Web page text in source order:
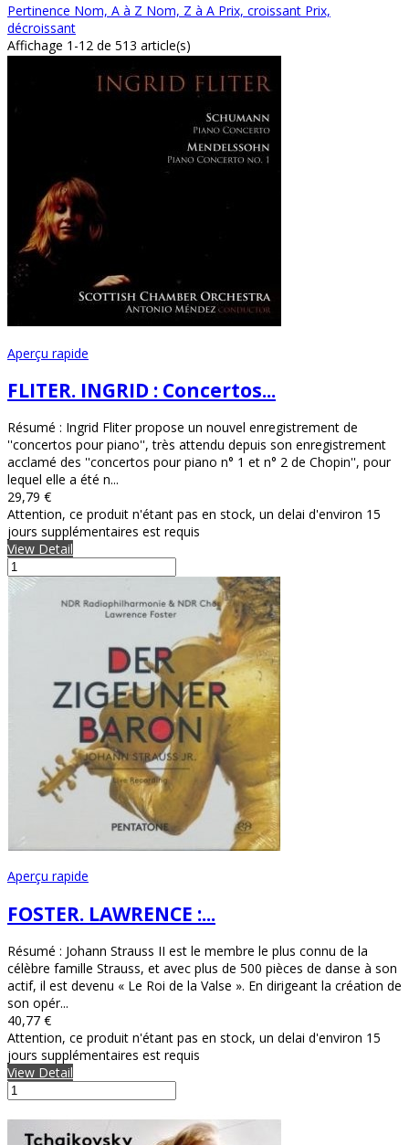
Pertinence Nom, A à Z Nom, Z à A Prix, croissant Prix,
décroissant
Affichage 1-12 de 513 article(s)
Aperçu rapide
FLITER. INGRID : Concertos...
Résumé : Ingrid Fliter propose un nouvel enregistrement de
''concertos pour piano'', très attendu depuis son enregistrement
acclamé des ''concertos pour piano n° 1 et n° 2 de Chopin'', pour
lequel elle a été n...
29,79 €
Attention, ce produit n'étant pas en stock, un delai d'environ 15
jours supplémentaires est requis
View Detail
Aperçu rapide
FOSTER. LAWRENCE :...
Résumé : Johann Strauss II est le membre le plus connu de la
célèbre famille Strauss, et avec plus de 500 pièces de danse à son
actif, il est devenu « Le Roi de la Valse ». En dirigeant la création de
son opér...
40,77 €
Attention, ce produit n'étant pas en stock, un delai d'environ 15
jours supplémentaires est requis
View Detail